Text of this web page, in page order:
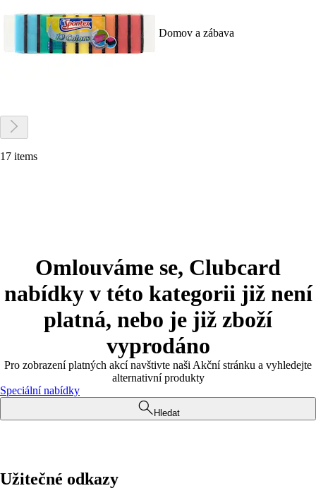
Domov a zábava
17 items
Omlouváme se, Clubcard
nabídky v této kategorii již není
platná, nebo je již zboží
vyprodáno
Pro zobrazení platných akcí navštivte naši Akční stránku a vyhledejte
alternativní produkty
Speciální nabídky
Hledat
Užitečné odkazy